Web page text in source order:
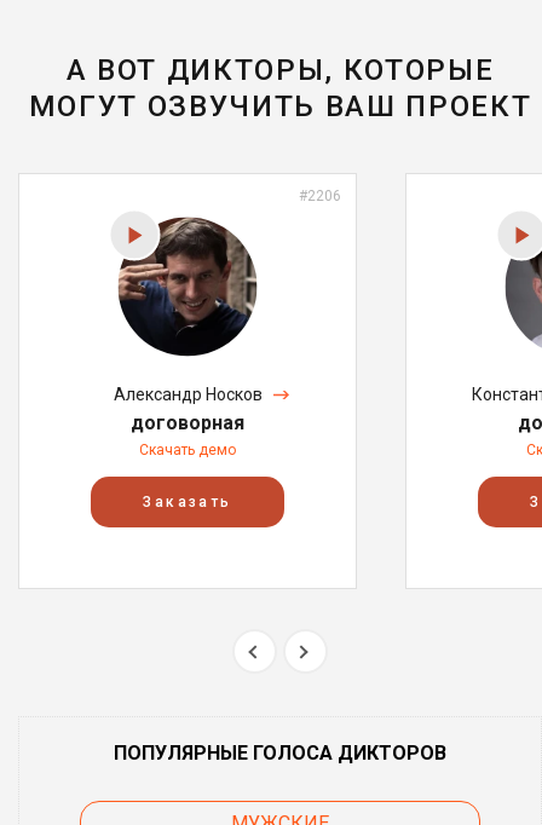
А ВОТ ДИКТОРЫ, КОТОРЫЕ
МОГУТ ОЗВУЧИТЬ ВАШ ПРОЕКТ
#2206
Александр Носков
договорная
Скачать демо
Заказать
ПОПУЛЯРНЫЕ ГОЛОСА ДИКТОРОВ